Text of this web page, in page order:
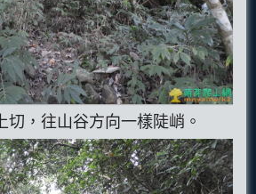
，往山谷方向一樣陡峭。